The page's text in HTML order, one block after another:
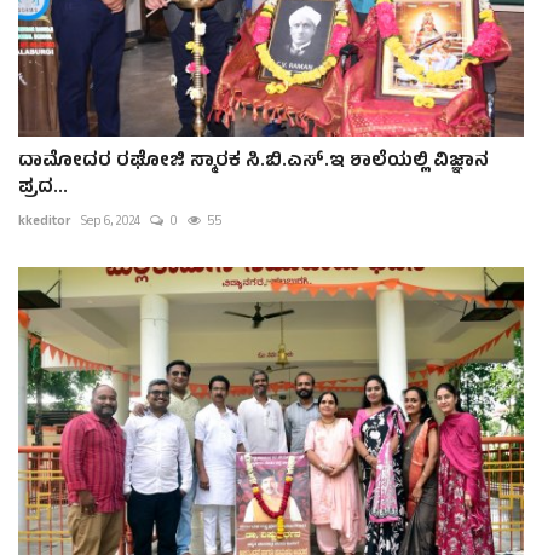
ದಾಮೋದರ ರಘೋಜಿ ಸ್ಮಾರಕ ಸಿ.ಬಿ.ಎಸ್.ಇ ಶಾಲೆಯಲ್ಲಿ ವಿಜ್ಞಾನ
ಪ್ರದ...
kkeditor Sep 6, 2024 0 55